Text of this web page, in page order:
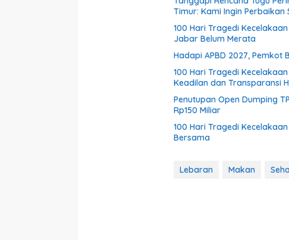
Timur: Kami Ingin Perbaikan
100 Hari Tragedi
Jabar Belum Merata
Hadapi APBD 2027, Pemkot
100 Hari Tragedi
Keadilan dan Transparansi
Penutupan Open Dumping
Rp150 Miliar
100 Hari Tragedi
Bersama
Lebaran Makan